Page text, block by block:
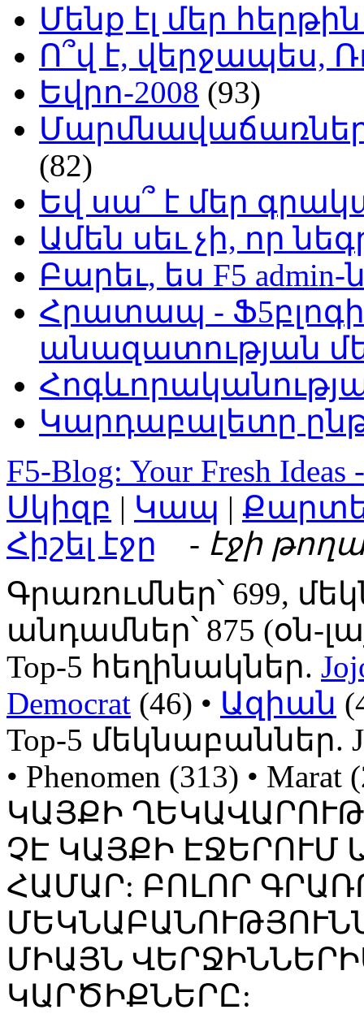
Մենք էլ մեր
Ո՞վ է, վերջապես,
Եվրո-2008 (93)
Մարմնավաճառներ
(82)
Եվ սա՞ է մեր
Ամեն սեւ չի, որ
Բարեւ, ես F5 admin-
Հրատապ -
անազատության
Կարդաբալետը
F5-Blog: Your Fresh Ideas
Սկիզբ | Կապ |
Հիշել էջը
- էջի
Գրառումներ՝ 699,
անդամներ՝ 875 (օն-
Top-5 հեղինակներ.
Democrat (46) • Ազիան
Top-5 մեկնաբաններ.
• Phenomen (313) •
ԿԱՅՔԻ
ՉԷ ԿԱՅՔԻ
ՀԱՄԱՐ: ԲՈԼՈՐ
ՄԻԱՅՆ
ԿԱՐԾԻՔՆԵՐԸ: